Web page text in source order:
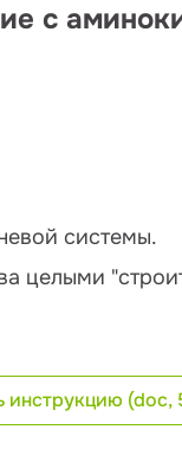
с
системы.
целыми
инструкцию (doc,